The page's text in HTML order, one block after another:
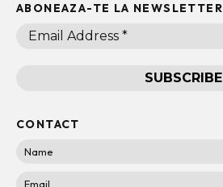
ABONEAZA-TE LA NEWSLETTER
CONTACT